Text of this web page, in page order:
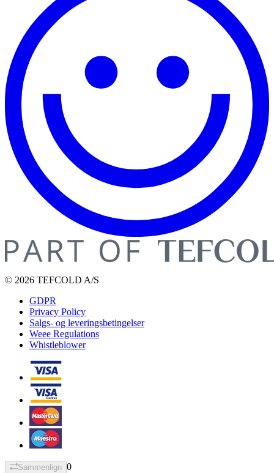
© 2026 TEFCOLD A/S
GDPR
Privacy Policy
Salgs- og leveringsbetingelser
Weee Regulations
Whistleblower
Sammenlign 0